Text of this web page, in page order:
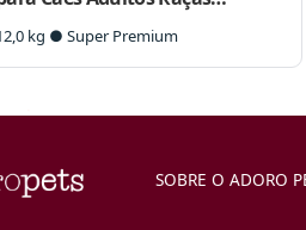
Grandeskg ● Super Premium
SOBRE O ADORO